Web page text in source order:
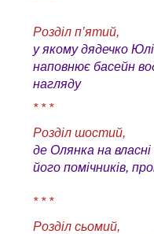
Розділ п’ятий,
у якому дядечко
наповнює басейн
нагляду
* * *
Розділ шостий,
де Олянка на власні
його помічників,
* * *
Розділ сьомий,